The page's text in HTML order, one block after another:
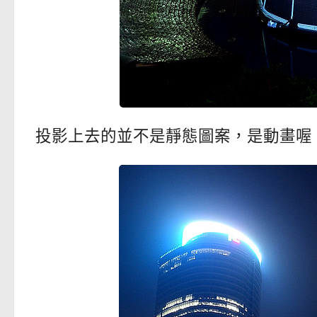
投影上去的並不是靜態圖案，是動畫喔